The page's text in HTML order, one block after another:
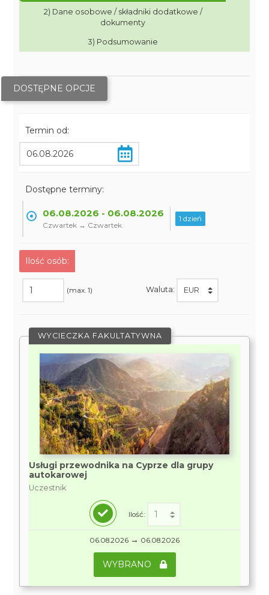
2) Dane osobowe / składniki dodatkowe /
dokumenty
3) Podsumowanie
DOSTĘPNE OPCJE
Termin od:
Dostępne terminy:
06.08.2026 - 06.08.2026
Czwartek → Czwartek
1 dzień
Ilość osób:
(max. 1) Waluta:
WYCIECZKA FAKULTATYWNA
Usługi przewodnika na Cyprze dla grupy
autokarowej
Uczestnik
Ilość:
06.08.2026 → 06.08.2026
WYBRANO